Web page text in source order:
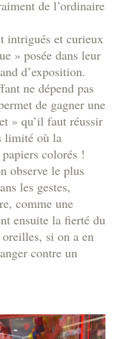
de l’ordinaire
intrigués et curieux
» posée dans leur
d’exposition.
ne dépend pas
de gagner une
» qu’il faut réussir
limité où la
colorés !
observe le plus
les gestes,
comme une
ensuite la fierté du
si on a en
contre un